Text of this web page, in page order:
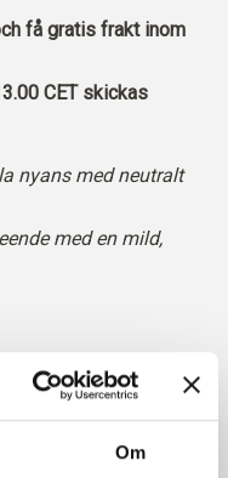
Om
få gratis frakt inom
CET skickas
nyans med neutralt
med en mild,
upp i Patagonien,